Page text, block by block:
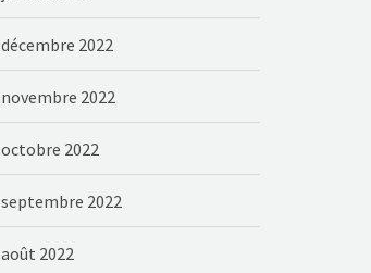
décembre 2022
novembre 2022
octobre 2022
septembre 2022
août 2022